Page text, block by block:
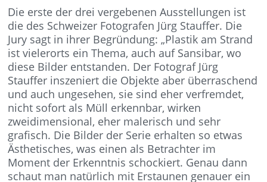
Die erste der drei vergebenen Ausstellungen ist
die des Schweizer Fotografen Jürg Stauffer. Die
Jury sagt in ihrer Begründung: „Plastik am Strand
ist vielerorts ein Thema, auch auf Sansibar, wo
diese Bilder entstanden. Der Fotograf Jürg
Stauffer inszeniert die Objekte aber überraschend
und auch ungesehen, sie sind eher verfremdet,
nicht sofort als Müll erkennbar, wirken
zweidimensional, eher malerisch und sehr
grafisch. Die Bilder der Serie erhalten so etwas
Ästhetisches, was einen als Betrachter im
Moment der Erkenntnis schockiert. Genau dann
schaut man natürlich mit Erstaunen genauer ein